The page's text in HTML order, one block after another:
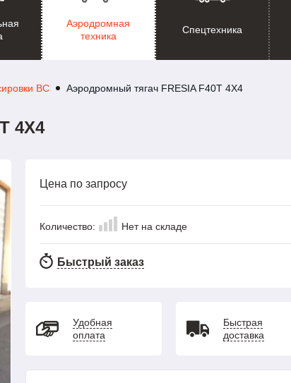
Аэродромная
техника
Спецтехника
ВС Аэродромный тягач FRESIA F40T 4X4
4X4
Цена по запросу
Количество: Нет на складе
Быстрый заказ
Удобная
оплата
Быстрая
доставка